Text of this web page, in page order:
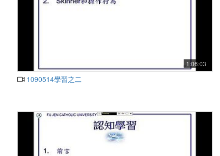
1:06:03
1090514學習之二